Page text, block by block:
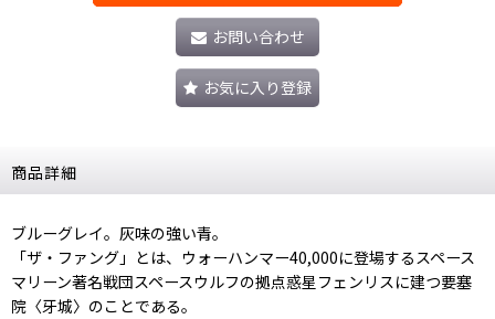
お問い合わせ
お気に入り登録
商品詳細
ブルーグレイ。灰味の強い青。
「ザ・ファング」とは、ウォーハンマー40,000に登場するスペース
マリーン著名戦団スペースウルフの拠点惑星フェンリスに建つ要塞
院〈牙城〉のことである。